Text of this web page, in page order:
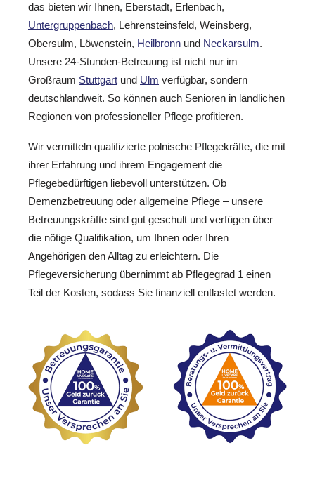
das bieten wir Ihnen, Eberstadt, Erlenbach,
Untergruppenbach, Lehrensteinsfeld, Weinsberg,
Obersulm, Löwenstein, Heilbronn und Neckarsulm.
Unsere 24-Stunden-Betreuung ist nicht nur im
Großraum Stuttgart und Ulm verfügbar, sondern
deutschlandweit. So können auch Senioren in ländlichen
Regionen von professioneller Pflege profitieren.
Wir vermitteln qualifizierte polnische Pflegekräfte, die mit
ihrer Erfahrung und ihrem Engagement die
Pflegebedürftigen liebevoll unterstützen. Ob
Demenzbetreuung oder allgemeine Pflege – unsere
Betreuungskräfte sind gut geschult und verfügen über
die nötige Qualifikation, um Ihnen oder Ihren
Angehörigen den Alltag zu erleichtern. Die
Pflegeversicherung übernimmt ab Pflegegrad 1 einen
Teil der Kosten, sodass Sie finanziell entlastet werden.